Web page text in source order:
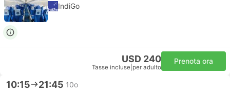
IndiGo
USD 240
Tasse incluse per adulto
Prenota ora
10:15 21:45 10o